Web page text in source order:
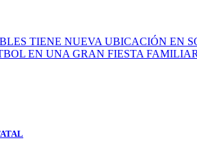
TIENE NUEVA UBICACIÓN EN
EN UNA GRAN FIESTA FAMILIAR